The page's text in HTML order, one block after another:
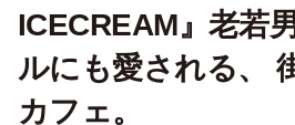
ICECREAM』老若
ルにも愛される、
カフェ。